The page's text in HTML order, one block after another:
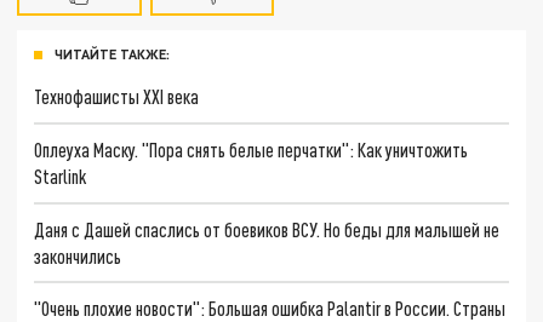
ЧИТАЙТЕ ТАКЖЕ:
Технофашисты XXI века
Оплеуха Маску. "Пора снять белые перчатки": Как уничтожить
Starlink
Даня с Дашей спаслись от боевиков ВСУ. Но беды для малышей не
закончились
"Очень плохие новости": Большая ошибка Palantir в России. Страны